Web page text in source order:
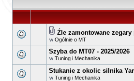
Źle zamontowane
w Ogólnie o MT
Szyba do MT07 - 2025/2026
w Tuning i Mechanika
Stukanie z okolic silnika
w Tuning i Mechanika